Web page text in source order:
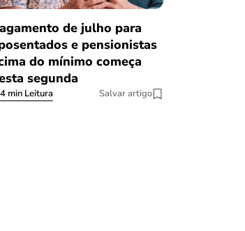
de julho para
e pensionistas
do mínimo começa
segunda
4 min Leitura Salvar artigo